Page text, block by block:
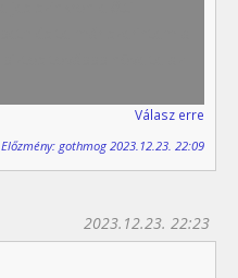
Válasz erre
Előzmény: gothmog 2023.12.23. 22:09
2023.12.23. 22:23